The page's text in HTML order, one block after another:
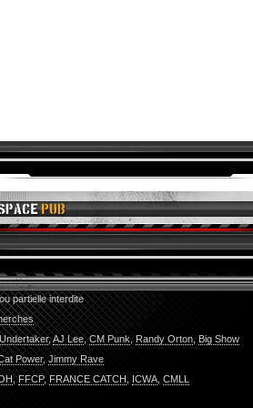
partielle interdite
,AJ Lee,CM Punk, Randy Orton, Big Show
Power,Jimmy Rave
FFCP, FRANCE CATCH ICWA CMLL